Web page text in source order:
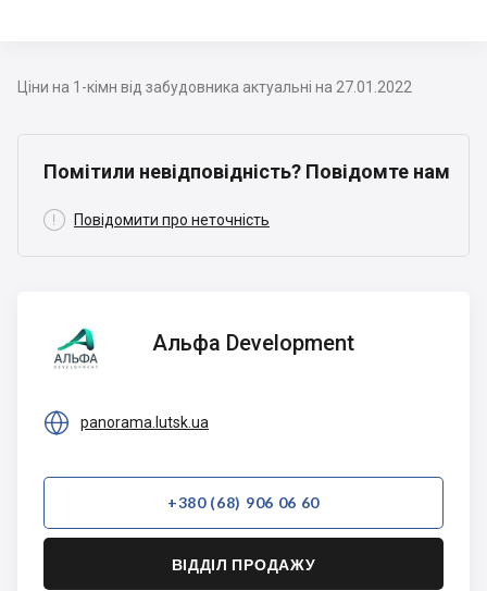
Ціни на 1-кімн від забудовника актуальні на 27.01.2022
Помітили невідповідність? Повідомте нам
 Повідомити про неточність
Альфа
Development
Альфа Development
 panorama.lutsk.ua
+380 (68) 906 06 60
ВІДДІЛ ПРОДАЖУ